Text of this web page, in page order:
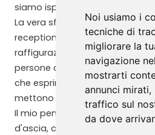
Noi usiamo i
tecniche di
migliorare la
navigazione
mostrarti
annunci
traffico sul
da dove
siamo ispirati per queste
La vera sfida di questo
reception, volevo trovare ad
raffigurazione che rendesse
persone di questa cooperativa,
che esprimesse tutto l'amore e
mettono ogni giorno.
Il mio pensiero si è posato su di
d'ascia, che per costruire una